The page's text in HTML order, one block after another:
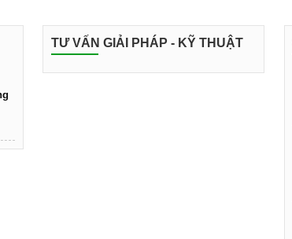
TƯ VẤN GIẢI PHÁP - KỸ THUẬT